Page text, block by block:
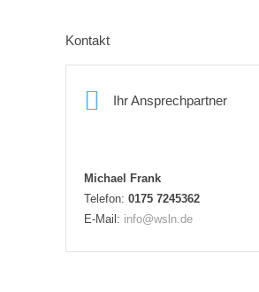
Kontakt
Ihr Ansprechpartner
Michael Frank
Telefon: 0175 7245362
E-Mail: info@wsln.de